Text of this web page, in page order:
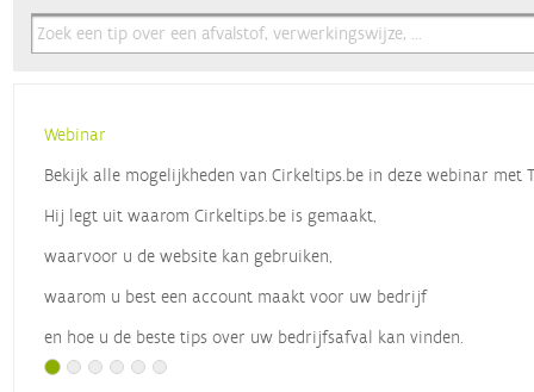
Webinar
Bekijk alle mogelijkheden van Cirkeltips.be in deze webinar met
Hij legt uit waarom Cirkeltips.be is gemaakt,
waarvoor u de website kan gebruiken,
waarom u best een account maakt voor uw bedrijf
en hoe u de beste tips over uw bedrijfsafval kan vinden.